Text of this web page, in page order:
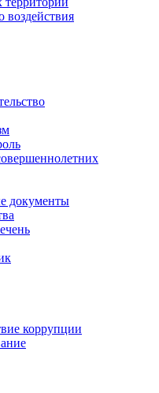
документы
коррупции